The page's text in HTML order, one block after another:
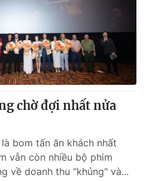
chờ đợi nhất nửa
bom tấn ăn khách nhất
vẫn còn nhiều bộ phim
về doanh thu "khủng" và...